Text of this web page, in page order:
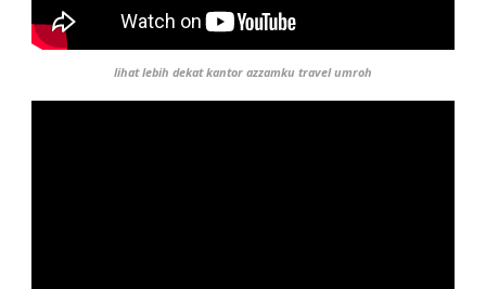
lihat lebih dekat kantor azzamku travel umroh